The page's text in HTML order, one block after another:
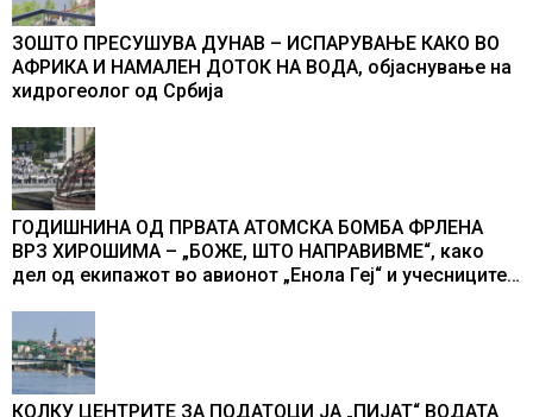
ЗОШТО ПРЕСУШУВА ДУНАВ – ИСПАРУВАЊЕ КАКО ВО
АФРИКА И НАМАЛЕН ДОТОК НА ВОДА, објаснување на
хидрогеолог од Србија
ГОДИШНИНА ОД ПРВАТА АТОМСКА БОМБА ФРЛЕНА
ВРЗ ХИРОШИМА – „БОЖЕ, ШТО НАПРАВИВМЕ“, како
дел од екипажот во авионот „Енола Геј“ и учесниците
промени текот на историјата
КОЛКУ ЦЕНТРИТЕ ЗА ПОДАТОЦИ ЈА „ПИЈАТ“ ВОДАТА